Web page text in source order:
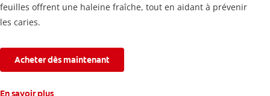
feuilles offrent une haleine fraîche, tout en aidant à prévenir
les caries.
Acheter dès maintenant
En savoir plus